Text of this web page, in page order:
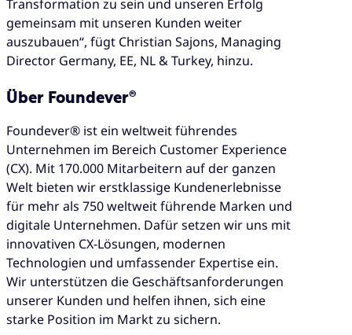
Transformation zu sein und unseren Erfolg
gemeinsam mit unseren Kunden weiter
auszubauen“, fügt Christian Sajons, Managing
Director Germany, EE, NL & Turkey, hinzu.
Über Foundever®
Foundever® ist ein weltweit führendes
Unternehmen im Bereich Customer Experience
(CX). Mit 170.000 Mitarbeitern auf der ganzen
Welt bieten wir erstklassige Kundenerlebnisse
für mehr als 750 weltweit führende Marken und
digitale Unternehmen. Dafür setzen wir uns mit
innovativen CX-Lösungen, modernen
Technologien und umfassender Expertise ein.
Wir unterstützen die Geschäftsanforderungen
unserer Kunden und helfen ihnen, sich eine
starke Position im Markt zu sichern.